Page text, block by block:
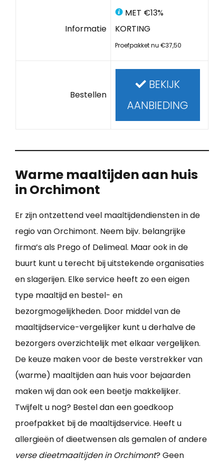
Informatie
MET €13%
KORTING
Proefpakket nu €37,50
Bestellen
BEKIJK
AANBIEDING
Warme maaltijden aan huis
in Orchimont
Er zijn ontzettend veel maaltijdendiensten in de
regio van Orchimont. Neem bijv. belangrijke
firma’s als Prego of Delimeal. Maar ook in de
buurt kunt u terecht bij uitstekende organisaties
en slagerijen. Elke service heeft zo een eigen
type maaltijd en bestel- en
bezorgmogelijkheden. Door middel van de
maaltijdservice-vergelijker kunt u derhalve de
bezorgers overzichtelijk met elkaar vergelijken.
De keuze maken voor de beste verstrekker van
(warme) maaltijden aan huis voor bejaarden
maken wij dan ook een beetje makkelijker.
Twijfelt u nog? Bestel dan een goedkoop
proefpakket bij de maaltijdservice. Heeft u
allergieën of dieetwensen als gemalen of andere
verse dieetmaaltijden in Orchimont? Geen